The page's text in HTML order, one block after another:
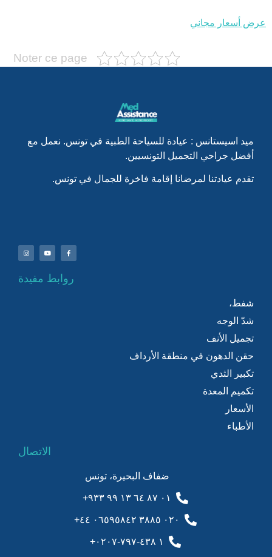
عرض أسعار مجاني
Noter ce page
ميد اسيستانس : عيادة للسياحة الطبية في تونس. نعمل مع
أفضل جراحي التجميل التونسيين.
تقدم عيادتنا لمرضانا إقامة فاخرة للجمال في تونس.
روابط مفيدة
شفط،
شدّ الوجه
تجميل الأنف
حقن الدهون في منطقة الأرداف
تكبير الثدي
تكميم المعدة
الأسعار
الأطباء
الاتصال
ضفاف البحيرة، تونس
٠١ ٨٧ ٦٤ ١٣ ٩٩ ٩٣٣+
٠٢٠ ٣٨٨٥ ٠٦٥٩٥٨٤٢ ٤٤+
١ ٤٣٨-٧٩٧-٠٢٠٧+